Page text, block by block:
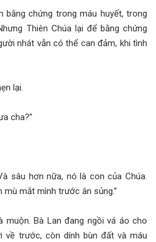
bằng chứng trong máu huyết, trong
Thiên Chúa lại để bằng chứng
nhát vẫn có thể can đảm, khi tình
lại.
cha?”
sâu hơn nữa, nó là con của Chúa.
mắt mình trước ân sủng.”
muộn. Bà Lan đang ngồi vá áo cho
về trước, còn dính bùn đất và máu